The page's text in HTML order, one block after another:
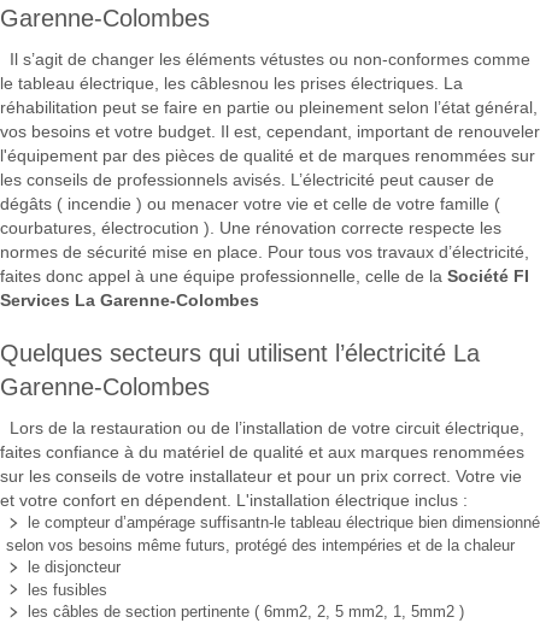
Garenne-Colombes
Il s’agit de changer les éléments vétustes ou non-conformes comme
le tableau électrique, les câblesnou les prises électriques. La
réhabilitation peut se faire en partie ou pleinement selon l’état général,
vos besoins et votre budget. Il est, cependant, important de renouveler
l'équipement par des pièces de qualité et de marques renommées sur
les conseils de professionnels avisés. L’électricité peut causer de
dégâts ( incendie ) ou menacer votre vie et celle de votre famille (
courbatures, électrocution ). Une rénovation correcte respecte les
normes de sécurité mise en place. Pour tous vos travaux d’électricité,
faites donc appel à une équipe professionnelle, celle de la Société FI
Services La Garenne-Colombes
Quelques secteurs qui utilisent l’électricité La
Garenne-Colombes
Lors de la restauration ou de l’installation de votre circuit électrique,
faites confiance à du matériel de qualité et aux marques renommées
sur les conseils de votre installateur et pour un prix correct. Votre vie
et votre confort en dépendent. L'installation électrique inclus :
le compteur d’ampérage suffisantn-le tableau électrique bien dimensionné
selon vos besoins même futurs, protégé des intempéries et de la chaleur
le disjoncteur
les fusibles
les câbles de section pertinente ( 6mm2, 2, 5 mm2, 1, 5mm2 )